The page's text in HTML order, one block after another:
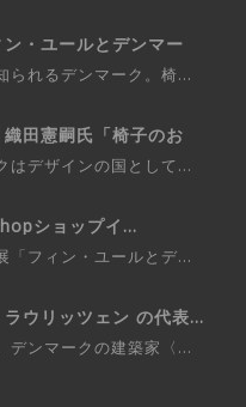
・ユールとデンマー
られるデンマーク。椅...
田憲嗣氏「椅子のお
はデザインの国として...
ショップイ...
「フィン・ユールとデ...
ウリッツェン の代表...
デンマークの建築家〈...